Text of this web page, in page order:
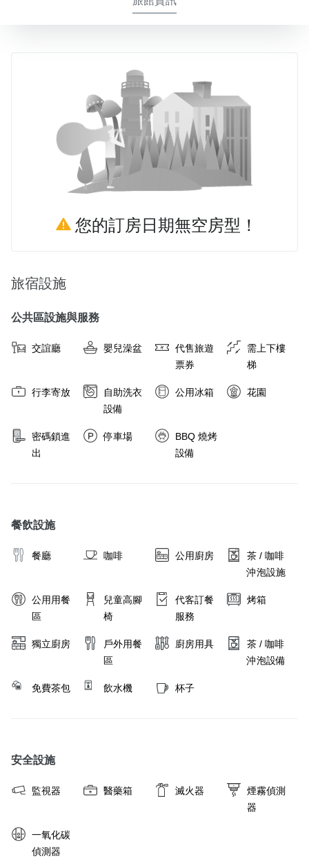
您的訂房日期無空房型！
旅宿設施
公共區設施與服務
交誼廳 嬰兒澡盆
代售旅遊
票券
需上下樓
梯
行李寄放
自助洗衣
設備
公用冰箱 花園
密碼鎖進
出
停車場
BBQ 燒烤
設備
餐飲設施
餐廳 咖啡 公用廚房
茶 / 咖啡
沖泡設施
公用用餐
區
兒童高腳
椅
代客訂餐
服務
烤箱
獨立廚房
戶外用餐
區
廚房用具
茶 / 咖啡
沖泡設備
免費茶包 飲水機 杯子
安全設施
監視器 醫藥箱 滅火器
煙霧偵測
器
一氧化碳
偵測器